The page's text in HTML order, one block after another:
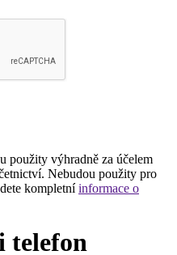
použity výhradně za účelem
Nebudou použity pro
kompletníinformace o
telefon